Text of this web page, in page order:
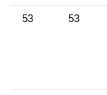
53 53